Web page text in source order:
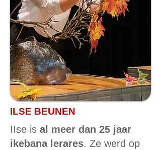
ILSE BEUNEN
IIse is al meer dan 25 jaar
ikebana lerares. Ze werd op